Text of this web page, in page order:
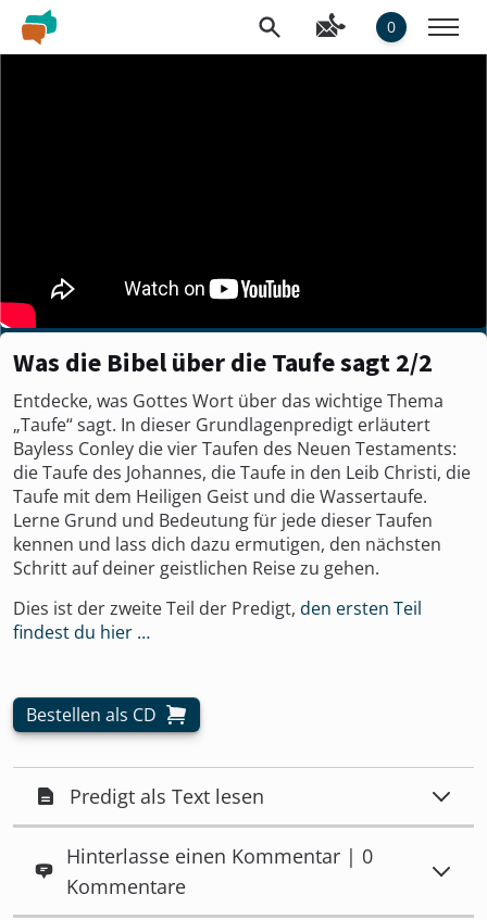
0
Was die Bibel über die Taufe sagt 2/2
Entdecke, was Gottes Wort über das wichtige Thema
„Taufe“ sagt. In dieser Grundlagenpredigt erläutert
Bayless Conley die vier Taufen des Neuen Testaments:
die Taufe des Johannes, die Taufe in den Leib Christi, die
Taufe mit dem Heiligen Geist und die Wassertaufe.
Lerne Grund und Bedeutung für jede dieser Taufen
kennen und lass dich dazu ermutigen, den nächsten
Schritt auf deiner geistlichen Reise zu gehen.
Dies ist der zweite Teil der Predigt, den ersten Teil
findest du hier …
Bestellen als CD
Predigt als Text lesen
Hinterlasse einen Kommentar | 0
Kommentare